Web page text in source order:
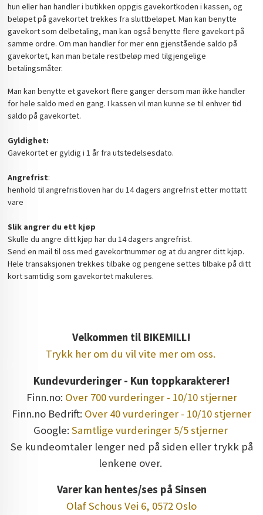
hun eller han handler i butikken oppgis gavekortkoden i kassen, og
beløpet på gavekortet trekkes fra sluttbeløpet. Man kan benytte
gavekort som delbetaling, man kan også benytte flere gavekort på
samme ordre. Om man handler for mer enn gjenstående saldo på
gavekortet, kan man betale restbeløp med tilgjengelige
betalingsmåter.
Man kan benytte et gavekort flere ganger dersom man ikke handler
for hele saldo med en gang. I kassen vil man kunne se til enhver tid
saldo på gavekortet.
Gyldighet:
Gavekortet er gyldig i 1 år fra utstedelsesdato.
Angrefrist:
henhold til angrefristloven har du 14 dagers angrefrist etter mottatt
vare
Slik angrer du ett kjøp
Skulle du angre ditt kjøp har du 14 dagers angrefrist.
Send en mail til oss med gavekortnummer og at du angrer ditt kjøp.
Hele transaksjonen trekkes tilbake og pengene settes tilbake på ditt
kort samtidig som gavekortet makuleres.
Velkommen til BIKEMILL!
Trykk her om du vil vite mer om oss.
Kundevurderinger - Kun toppkarakterer!
Finn.no: Over 700 vurderinger - 10/10 stjerner
Finn.no Bedrift: Over 40 vurderinger - 10/10 stjerner
Google: Samtlige vurderinger 5/5 stjerner
Se kundeomtaler lenger ned på siden eller trykk på
lenkene over.
Varer kan hentes/ses på Sinsen
Olaf Schous Vei 6, 0572 Oslo